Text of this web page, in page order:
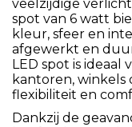
veelzijdige
spot van 6 watt
kleur, sfeer en
afgewerkt en
LED spot is ideaal
kantoren,
flexibiliteit en
Dankzij de